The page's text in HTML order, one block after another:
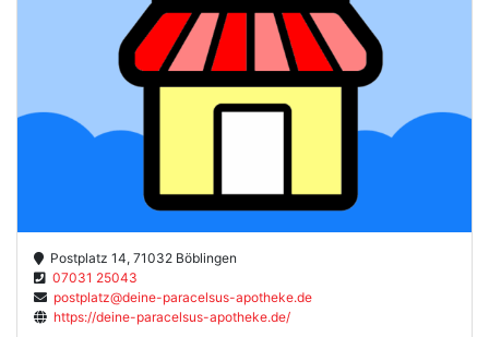
Postplatz 14, 71032 Böblingen
07031 25043
postplatz@deine-paracelsus-apotheke.de
https://deine-paracelsus-apotheke.de/